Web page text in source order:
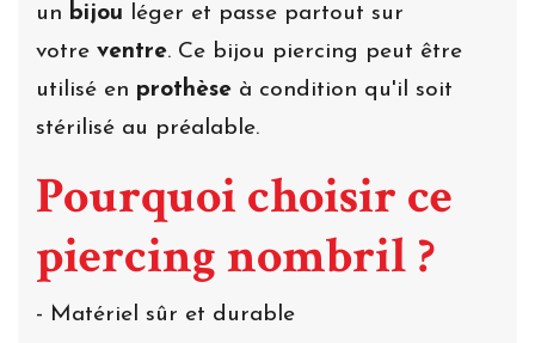
un bijou léger et passe partout sur
votre ventre. Ce bijou piercing peut être
utilisé en prothèse à condition qu'il soit
stérilisé au préalable.
Pourquoi choisir ce
piercing nombril ?
- Matériel sûr et durable